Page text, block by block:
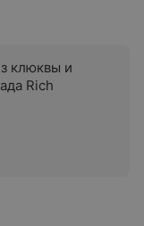
клюквы и
Rich